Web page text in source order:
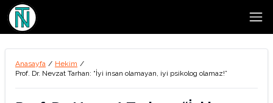
Anasayfa / Hekim /
Prof. Dr. Nevzat Tarhan: “İyi insan olamayan, iyi psikolog olamaz!”